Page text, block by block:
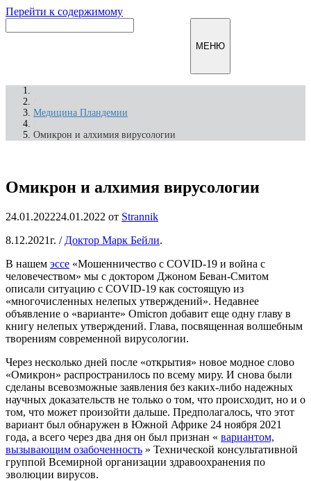
Перейти к содержимому
МЕНЮ
Медицина Пландемии
Омикрон и алхимия вирусологии
Омикрон и алхимия вирусологии
24.01.202224.01.2022 от Strannik
8.12.2021г. / Доктор Марк Бейли.
В нашем эссе «Мошенничество с COVID-19 и война с
человечеством» мы с доктором Джоном Беван-Смитом
описали ситуацию с COVID-19 как состоящую из
«многочисленных нелепых утверждений». Недавнее
объявление о «варианте» Omicron добавит еще одну главу в
книгу нелепых утверждений. Глава, посвященная волшебным
творениям современной вирусологии.
Через несколько дней после «открытия» новое модное слово
«Омикрон» распространилось по всему миру. И снова были
сделаны всевозможные заявления без каких-либо надежных
научных доказательств не только о том, что происходит, но и о
том, что может произойти дальше. Предполагалось, что этот
вариант был обнаружен в Южной Африке 24 ноября 2021
года, а всего через два дня он был признан « вариантом,
вызывающим озабоченность » Технической консультативной
группой Всемирной организации здравоохранения по
эволюции вирусов.